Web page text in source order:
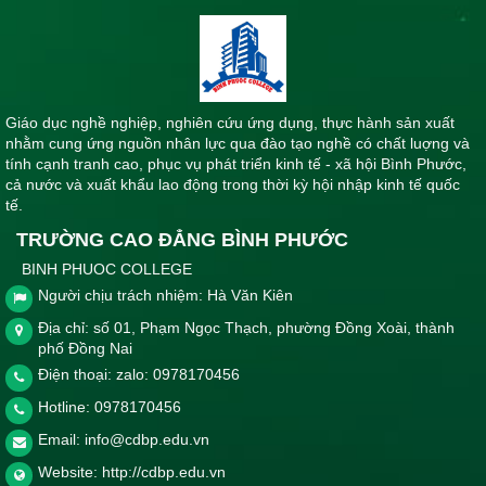
Giáo dục nghề nghiệp, nghiên cứu ứng dụng, thực hành sản xuất
nhằm cung ứng nguồn nhân lực qua đào tạo nghề có chất luợng và
tính cạnh tranh cao, phục vụ phát triển kinh tế - xã hội Bình Phước,
cả nước và xuất khẩu lao động trong thời kỳ hội nhập kinh tế quốc
tế.
TRƯỜNG CAO ĐẲNG BÌNH PHƯỚC
BINH PHUOC COLLEGE
Người chịu trách nhiệm: Hà Văn Kiên
Địa chỉ: số 01, Phạm Ngọc Thạch, phường Đồng Xoài, thành
phố Đồng Nai
Điện thoại: zalo: 0978170456
Hotline: 0978170456
Email: info@cdbp.edu.vn
Website: http://cdbp.edu.vn